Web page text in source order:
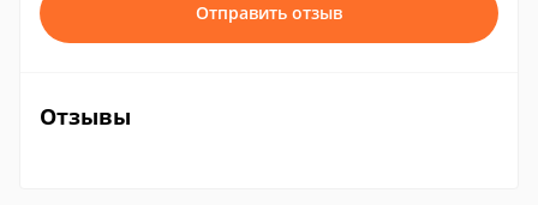
Отправить отзыв
Отзывы